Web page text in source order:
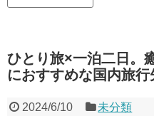
ひとり旅×一泊二日。
におすすめな国内旅行
2024/6/10 未分類